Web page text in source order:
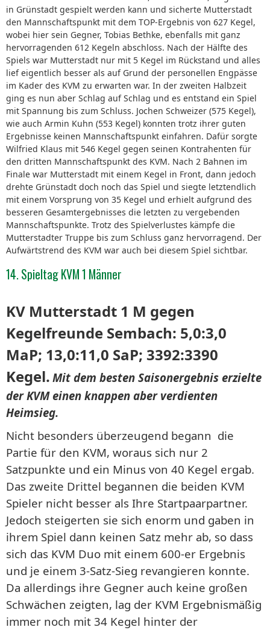
in Grünstadt gespielt werden kann und sicherte Mutterstadt
den Mannschaftspunkt mit dem TOP-Ergebnis von 627 Kegel,
wobei hier sein Gegner, Tobias Bethke, ebenfalls mit ganz
hervorragenden 612 Kegeln abschloss. Nach der Hälfte des
Spiels war Mutterstadt nur mit 5 Kegel im Rückstand und alles
lief eigentlich besser als auf Grund der personellen Engpässe
im Kader des KVM zu erwarten war. In der zweiten Halbzeit
ging es nun aber Schlag auf Schlag und es entstand ein Spiel
mit Spannung bis zum Schluss. Jochen Schweizer (575 Kegel),
wie auch Armin Kuhn (553 Kegel) konnten trotz ihrer guten
Ergebnisse keinen Mannschaftspunkt einfahren. Dafür sorgte
Wilfried Klaus mit 546 Kegel gegen seinen Kontrahenten für
den dritten Mannschaftspunkt des KVM. Nach 2 Bahnen im
Finale war Mutterstadt mit einem Kegel in Front, dann jedoch
drehte Grünstadt doch noch das Spiel und siegte letztendlich
mit einem Vorsprung von 35 Kegel und erhielt aufgrund des
besseren Gesamtergebnisses die letzten zu vergebenden
Mannschaftspunkte. Trotz des Spielverlustes kämpfe die
Mutterstadter Truppe bis zum Schluss ganz hervorragend. Der
Aufwärtstrend des KVM war auch bei diesem Spiel sichtbar.
14. Spieltag KVM 1 Männer
KV Mutterstadt 1 M gegen
Kegelfreunde Sembach: 5,0:3,0
MaP; 13,0:11,0 SaP; 3392:3390
Kegel. Mit dem besten Saisonergebnis erzielte
der KVM einen knappen aber verdienten
Heimsieg.
Nicht besonders überzeugend begann die
Partie für den KVM, woraus sich nur 2
Satzpunkte und ein Minus von 40 Kegel ergab.
Das zweite Drittel begannen die beiden KVM
Spieler nicht besser als Ihre Startpaarpartner.
Jedoch steigerten sie sich enorm und gaben in
ihrem Spiel dann keinen Satz mehr ab, so dass
sich das KVM Duo mit einem 600-er Ergebnis
und je einem 3-Satz-Sieg revangieren konnte.
Da allerdings ihre Gegner auch keine großen
Schwächen zeigten, lag der KVM Ergebnismäßig
immer noch mit 34 Kegel hinter der